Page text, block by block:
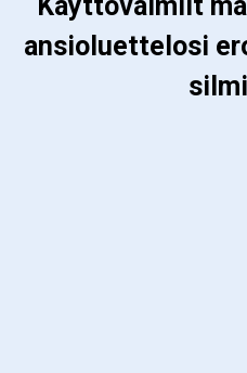
ansioluettelosi